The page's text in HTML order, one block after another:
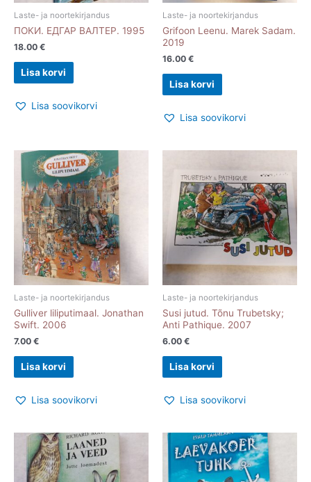
Laste- ja noortekirjandus
ПОКИ. ЕДГАР ВАЛТЕР. 1995
18.00 €
Lisa korvi
Lisa soovikorvi
Laste- ja noortekirjandus
Grifoon Leenu. Marek Sadam.
2019
16.00 €
Lisa korvi
Lisa soovikorvi
Laste- ja noortekirjandus
Gulliver liliputimaal. Jonathan
Swift. 2006
7.00 €
Lisa korvi
Lisa soovikorvi
Laste- ja noortekirjandus
Susi jutud. Tõnu Trubetsky;
Anti Pathique. 2007
6.00 €
Lisa korvi
Lisa soovikorvi